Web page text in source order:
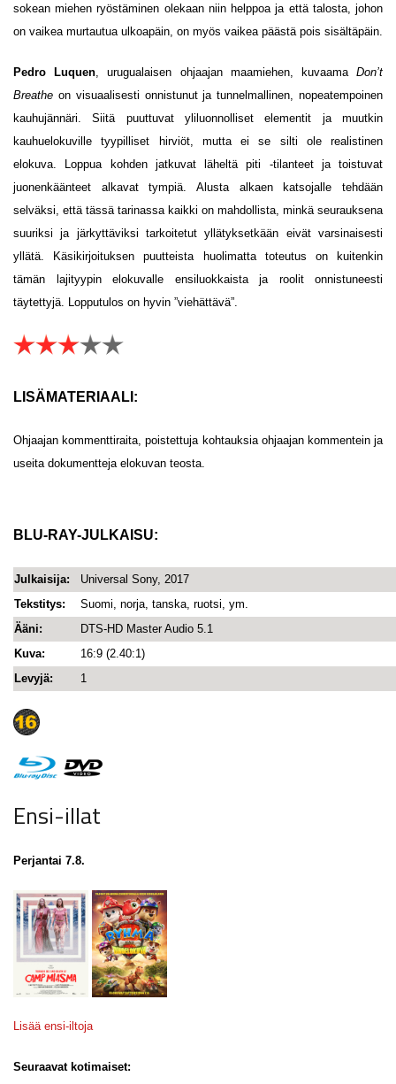
sokean miehen ryöstäminen olekaan niin helppoa ja että talosta, johon
on vaikea murtautua ulkoapäin, on myös vaikea päästä pois sisältäpäin.
Pedro Luquen, urugualaisen ohjaajan maamiehen, kuvaamaDon’t
Breathe on visuaalisesti onnistunut ja tunnelmallinen, nopeatempoinen
kauhujännäri. Siitä puuttuvat yliluonnolliset elementit ja muutkin
kauhuelokuville tyypilliset hirviöt, mutta ei se silti ole realistinen
elokuva. Loppua kohden jatkuvat läheltä piti -tilanteet ja toistuvat
juonenkäänteet alkavat tympiä. Alusta alkaen katsojalle tehdään
selväksi, että tässä tarinassa kaikki on mahdollista, minkä seurauksena
suuriksi ja järkyttäviksi tarkoitetut yllätyksetkään eivät varsinaisesti
yllätä. Käsikirjoituksen puutteista huolimatta toteutus on kuitenkin
tämän lajityypin elokuvalle ensiluokkaista ja roolit onnistuneesti
täytettyjä. Lopputulos on hyvin ”viehättävä”.
LISÄMATERIAALI:
Ohjaajan kommenttiraita, poistettuja kohtauksia ohjaajan kommentein ja
useita dokumentteja elokuvan teosta.
BLU-RAY-JULKAISU:
Julkaisija:
Universal Sony, 2017
Tekstitys:
Suomi, norja, tanska, ruotsi, ym.
Ääni:
DTS-HD Master Audio 5.1
Kuva:
16:9 (2.40:1)
Levyjä:
1
Ensi-illat
Perjantai 7.8.
Lisää ensi-iltoja
Seuraavat kotimaiset: